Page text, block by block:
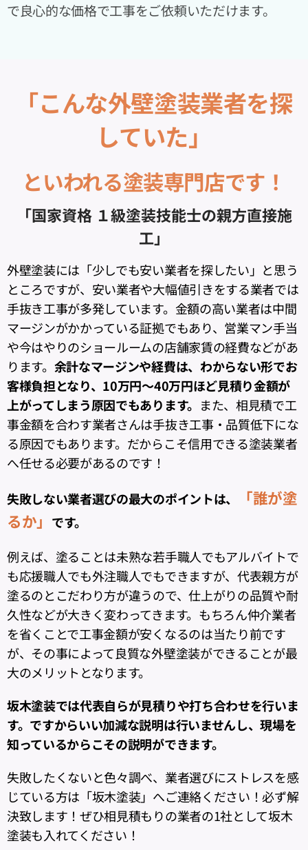
で良心的な価格で工事をご依頼いただけます。
「こんな外壁塗装業者を探
していた」
といわれる塗装専門店です！
「国家資格 １級塗装技能士の親方直接施
工」
外壁塗装には「少しでも安い業者を探したい」と思う
ところですが、安い業者や大幅値引きをする業者では
手抜き工事が多発しています。金額の高い業者は中間
マージンがかかっている証拠でもあり、営業マン手当
や今はやりのショールームの店舗家賃の経費などがあ
ります。 余計なマージンや経費は、わからない形でお
客様負担となり、10万円～40万円ほど見積り金額が
上がってしまう原因でもあります。 また、相見積で工
事金額を合わす業者さんは手抜き工事・品質低下にな
る原因でもあります。だからこそ信用できる塗装業者
へ任せる必要があるのです！
失敗しない業者選びの最大のポイントは、
「誰が塗
るか」 です。
例えば、塗ることは未熟な若手職人でもアルバイトで
も応援職人でも外注職人でもできますが、代表親方が
塗るのとこだわり方が違うので、仕上がりの品質や耐
久性などが大きく変わってきます。もちろん仲介業者
を省くことで工事金額が安くなるのは当たり前です
が、その事によって良質な外壁塗装ができることが最
大のメリットとなります。
坂木塗装では代表自らが見積りや打ち合わせを行いま
す。ですからいい加減な説明は行いませんし、現場を
知っているからこその説明ができます。
失敗したくないと色々調べ、業者選びにストレスを感
じている方は「坂木塗装」へご連絡ください！必ず解
決致します！ぜひ相見積もりの業者の1社として坂木
塗装も入れてください！